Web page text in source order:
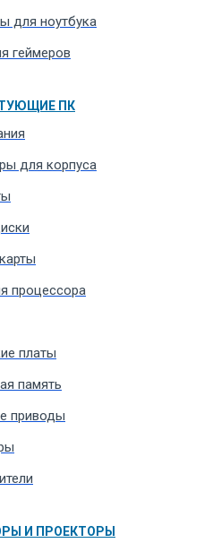
для ноутбука
геймеров
ПК
для корпуса
процессора
платы
память
приводы
И ПРОЕКТОРЫ